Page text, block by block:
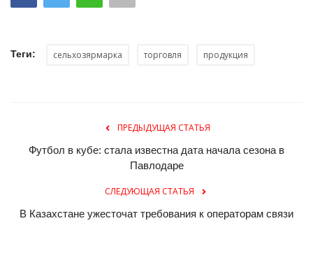
Теги: сельхозярмарка торговля продукция
ПРЕДЫДУЩАЯ СТАТЬЯ
Футбол в кубе: стала известна дата начала сезона в
Павлодаре
СЛЕДУЮЩАЯ СТАТЬЯ
В Казахстане ужесточат требования к операторам связи